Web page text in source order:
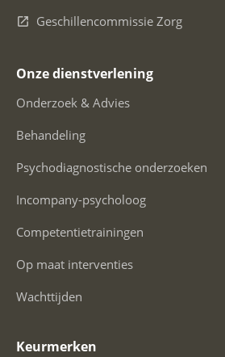
Geschillencommissie Zorg
Onze dienstverlening
Onderzoek & Advies
Behandeling
Psychodiagnostische onderzoeken
Incompany-psycholoog
Competentietrainingen
Op maat interventies
Wachttijden
Keurmerken